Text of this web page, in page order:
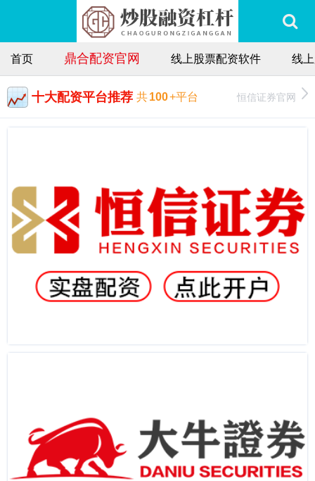
首页 鼎合配资官网 线上股票配资软件 线
十大配资平台推荐 共100+平台 恒信证券官网